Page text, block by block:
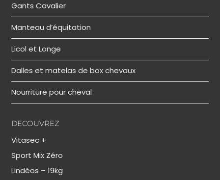
Gants Cavalier
Manteau d’équitation
Licol et Longe
Dalles et matelas de box chevaux
Nourriture pour cheval
DECOUVREZ
Vitasec +
Sport Mix Zéro
Lindéos – 19kg